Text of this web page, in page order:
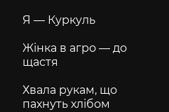
Я — Куркуль
Жінка в агро — до
щастя
Хвала рукам, що
пахнуть хлібом